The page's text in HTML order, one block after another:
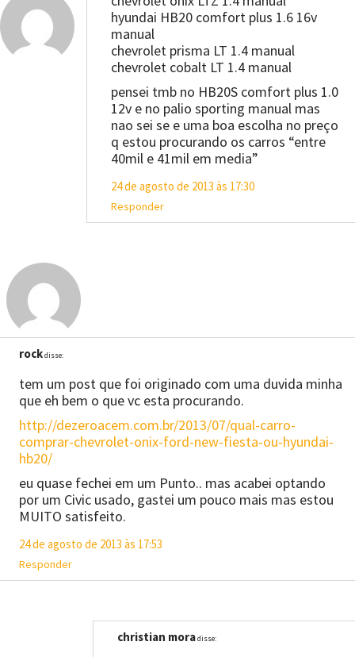
hyundai HB20 comfort plus 1.6 16v
manual
chevrolet prisma LT 1.4 manual
chevrolet cobalt LT 1.4 manual
pensei tmb no HB20S comfort plus 1.0
12v e no palio sporting manual mas
nao sei se e uma boa escolha no preço
q estou procurando os carros “entre
40mil e 41mil em media”
24 de agosto de 2013 às 17:30
Responder
rockdisse:
tem um post que foi originado com uma duvida minha
que eh bem o que vc esta procurando.
http://dezeroacem.com.br/2013/07/qual-carro-
comprar-chevrolet-onix-ford-new-fiesta-ou-hyundai-
hb20/
eu quase fechei em um Punto.. mas acabei optando
por um Civic usado, gastei um pouco mais mas estou
MUITO satisfeito.
24 de agosto de 2013 às 17:53
Responder
christian moradisse: